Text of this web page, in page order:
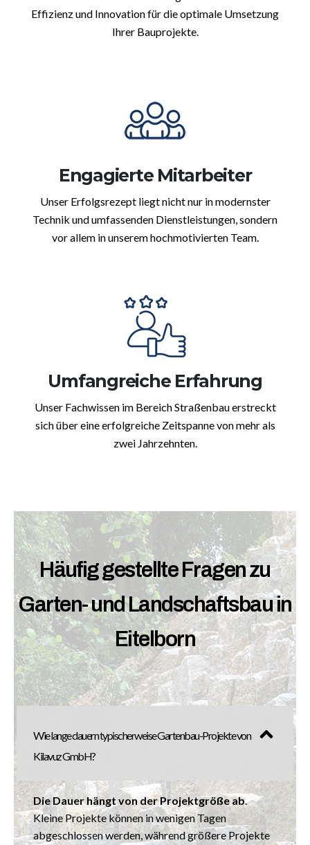
Effizienz und Innovation für die optimale Umsetzung
Ihrer Bauprojekte.
Engagierte Mitarbeiter
Unser Erfolgsrezept liegt nicht nur in modernster
Technik und umfassenden Dienstleistungen, sondern
vor allem in unserem hochmotivierten Team.
Umfangreiche Erfahrung
Unser Fachwissen im Bereich Straßenbau erstreckt
sich über eine erfolgreiche Zeitspanne von mehr als
zwei Jahrzehnten.
Häufig gestellte Fragen zu
Garten- und Landschaftsbau in
Eitelborn
Wie lange dauern typischerweise Gartenbau-Projekte von
Kilavuz GmbH?
Die Dauer hängt von der Projektgröße ab.
Kleine Projekte können in wenigen Tagen
abgeschlossen werden, während größere Projekte